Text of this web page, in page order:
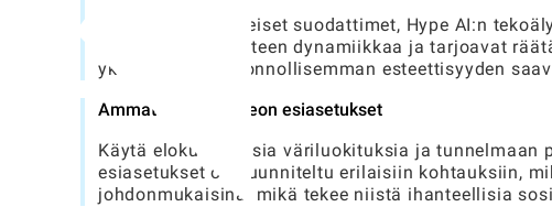
Toisin kuin perinteiset suodattimet, Hype AI:n
valaistusta ja kohteen dynamiikkaa ja tarjoavat
yksityiskohdat luonnollisemman esteettisyyden
Ammattimaiset videon esiasetukset
Käytä elokuvamaisia väriluokituksia ja tunnelmaan
esiasetukset on suunniteltu erilaisiin kohtauksiin,
johdonmukaisina, mikä tekee niistä ihanteellisia